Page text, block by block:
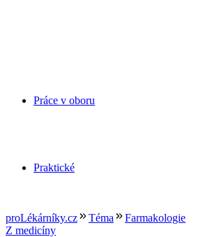
Práce v oboru
Praktické
proLékárníky.cz Téma
Farmakologie
Z medicíny